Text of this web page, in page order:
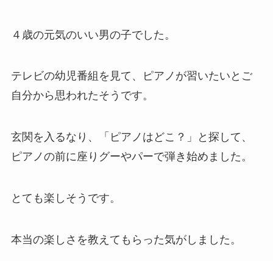
４歳の元気のいい男の子でした。
テレビの幼児番組を見て、ピアノが習いたいとご
自分から思われたそうです。
玄関を入るなり、「ピアノはどこ？」と探して、
ピアノの前に座りグーやパーで弾き始めました。
とても楽しそうです。
本当の楽しさを教えてもらった気がしました。